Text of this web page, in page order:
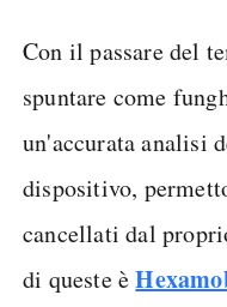
Con il passare del
spuntare come
un'accurata analisi
dispositivo,
cancellati dal
di queste è